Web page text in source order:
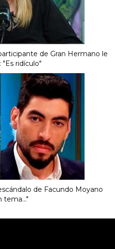
de Gran Hermano le
ridículo"
de Facundo Moyano
tema..."